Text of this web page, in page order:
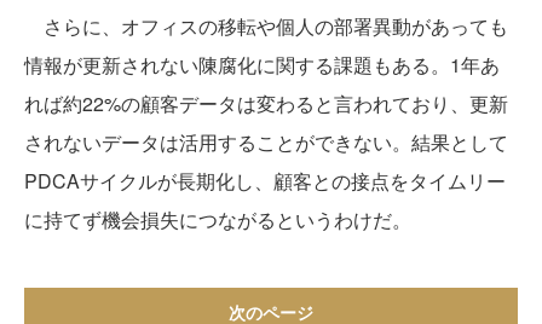
さらに、オフィスの移転や個人の部署異動があっても
情報が更新されない陳腐化に関する課題もある。1年あ
れば約22%の顧客データは変わると言われており、更新
されないデータは活用することができない。結果として
PDCAサイクルが長期化し、顧客との接点をタイムリー
に持てず機会損失につながるというわけだ。
次のページ